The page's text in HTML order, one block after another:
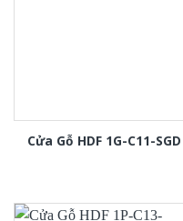
Cửa Gỗ HDF 1G-C11-SGD